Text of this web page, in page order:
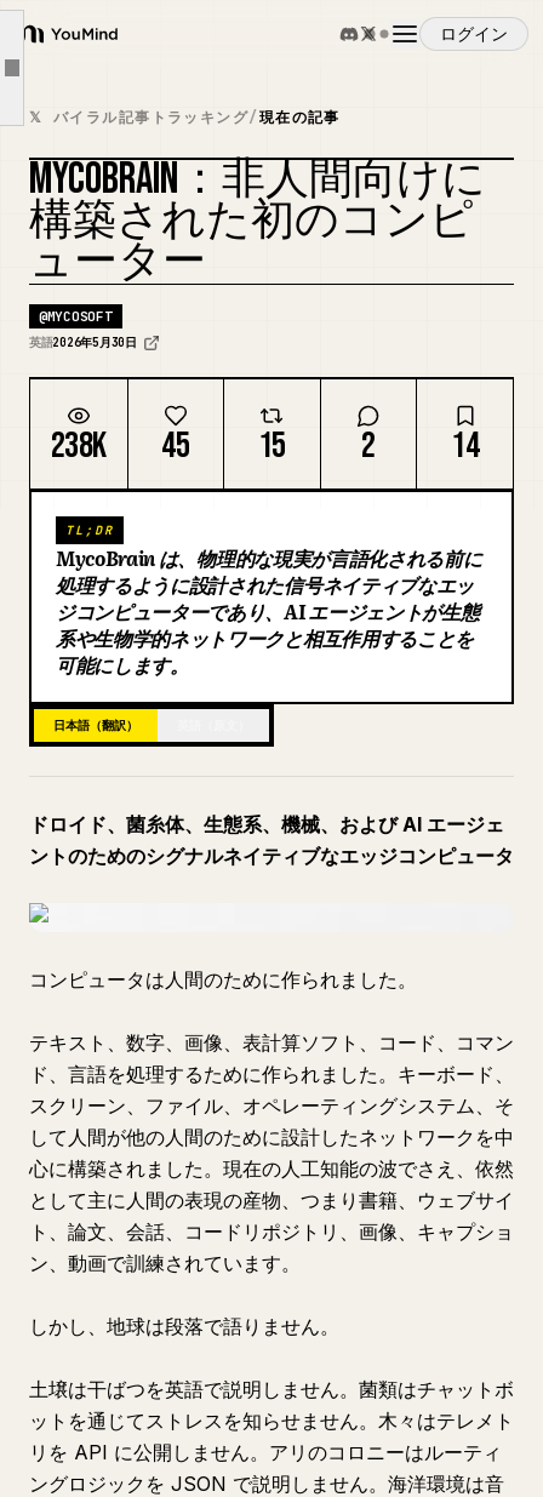
YouMind
ログイン
概要
ユースケース
スキル
プロンプト
ダウンロード
ブログ
更新情報
Article outline
NLM の 6 つの感覚
ローカルストレージ：フィールドのためのメモリ
なぜボードにこれほど多くのコネクタがあるのか
ドロイド運用モデル
メッシュネットワーキング：デジタル菌根
開発者インターフェース：脳の上に構築する
投資家が注目すべき理由
将来のバージョン：V3 と V4
地球を読み解くコンピューター
𝕏 バイラル記事トラッキング/現在の記事
MYCOBRAIN：非人間向けに
構築された初のコンピ
ューター
@MYCOSOFT
英語2026年5月30日
238K 45 15 2 14
TL;DR
MycoBrain は、物理的な現実が言語化される前に
処理するように設計された信号ネイティブなエッ
ジコンピューターであり、AI エージェントが生態
系や生物学的ネットワークと相互作用することを
可能にします。
日本語（翻訳）
ドロイド、菌糸体、生態系、機械、および AI エージェ
ントのためのシグナルネイティブなエッジコンピュータ
コンピュータは人間のために作られました。
テキスト、数字、画像、表計算ソフト、コード、コマン
ド、言語を処理するために作られました。キーボード、
スクリーン、ファイル、オペレーティングシステム、そ
して人間が他の人間のために設計したネットワークを中
心に構築されました。現在の人工知能の波でさえ、依然
として主に人間の表現の産物、つまり書籍、ウェブサイ
ト、論文、会話、コードリポジトリ、画像、キャプショ
ン、動画で訓練されています。
しかし、地球は段落で語りません。
土壌は干ばつを英語で説明しません。菌類はチャットボ
ットを通じてストレスを知らせません。木々はテレメト
リを API に公開しません。アリのコロニーはルーティ
ングロジックを JSON で説明しません。海洋環境は音